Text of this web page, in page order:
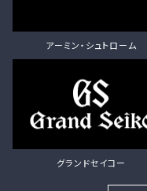
アーミン・シュトローム
グランドセイコー